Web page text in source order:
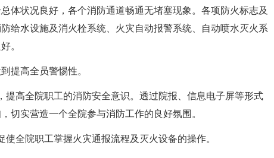
体状况良好，各个消防通道畅通无堵塞现象。各项防火标志及
给水设施及消火栓系统、火灾自动报警系统、自动喷水灭火系
。
提高全员警惕性。
提高全院职工的消防安全意识。透过院报、信息电子屏等形式
切实营造一个全院参与消防工作的良好氛围。
使全院职工掌握火灾通报流程及灭火设备的操作。